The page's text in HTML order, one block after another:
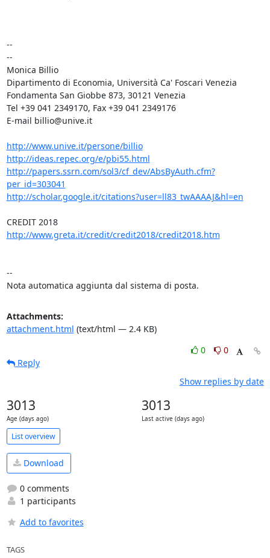
--
--
Monica Billio
Dipartimento di Economia, Università Ca' Foscari Venezia
Fondamenta San Giobbe 873, 30121 Venezia
Tel +39 041 2349170, Fax +39 041 2349176
E-mail billio@unive.it
http://www.unive.it/persone/billio
http://ideas.repec.org/e/pbi55.html
http://papers.ssrn.com/sol3/cf_dev/AbsByAuth.cfm?
per_id=303041
http://scholar.google.it/citations?user=ll83_twAAAAJ&hl=en
CREDIT 2018
http://www.greta.it/credit/credit2018/credit2018.htm
--
Nota automatica aggiunta dal sistema di posta.
Attachments:
attachment.html (text/html — 2.4 KB)
0
0
Reply
Show replies by date
3013
Age (days ago)
3013
Last active (days ago)
List overview
Download
0 comments
1 participants
Add to favorites
TAGS